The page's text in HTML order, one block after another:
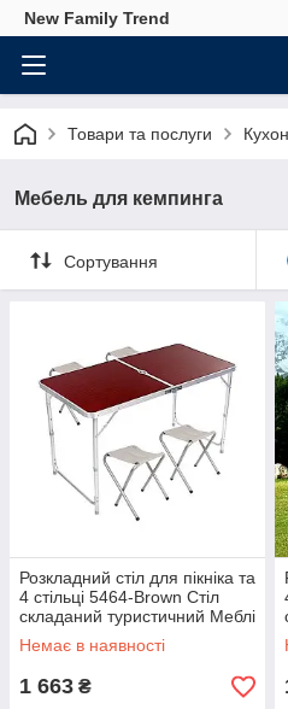
New Family Trend
Товари та послуги
Мебель для кемпинга
Сортування
Розкладний стіл для пікніка та
4 стільці 5464-Brown Стіл
складаний туристичний Меблі
для кемпінгу
Немає в наявності
1 663 ₴